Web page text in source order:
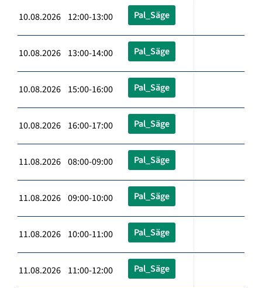
10.08.2026 12:00-13:00 Pal_Säge
10.08.2026 13:00-14:00 Pal_Säge
10.08.2026 15:00-16:00 Pal_Säge
10.08.2026 16:00-17:00 Pal_Säge
11.08.2026 08:00-09:00 Pal_Säge
11.08.2026 09:00-10:00 Pal_Säge
11.08.2026 10:00-11:00 Pal_Säge
11.08.2026 11:00-12:00 Pal_Säge